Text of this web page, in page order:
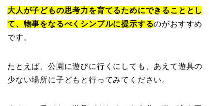
大人が子どもの思考力を育てるためにできることとし
て、物事をなるべくシンプルに提示するのがおすすめ
です。
たとえば、公園に遊びに行くにしても、あえて遊具の
少ない場所に子どもと行ってみてください。